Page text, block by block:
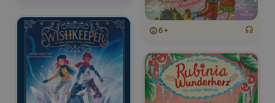
6+